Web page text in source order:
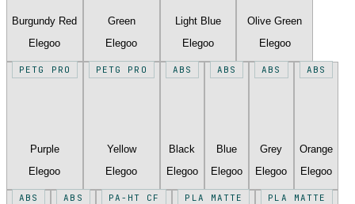
Burgundy Red
Elegoo
Green
Elegoo
Light Blue
Elegoo
Olive Green
Elegoo
PETG PRO
Purple
Elegoo
PETG PRO
Yellow
Elegoo
ABS
Black
Elegoo
ABS
Blue
Elegoo
ABS
Grey
Elegoo
ABS
Orange
Elegoo
ABS ABS PA-HT CF PLA MATTE PLA MATTE